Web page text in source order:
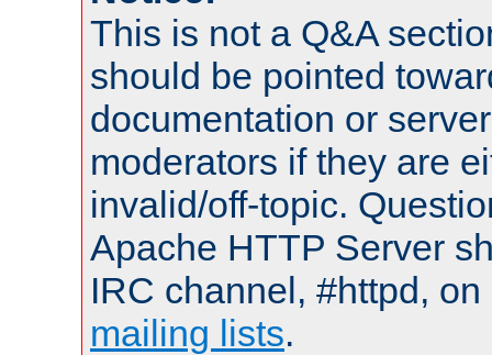
This is not a Q&A
should be pointed
documentation or
moderators if they are
invalid/off-topic.
Apache HTTP Server
IRC channel, #httpd,
mailing lists.